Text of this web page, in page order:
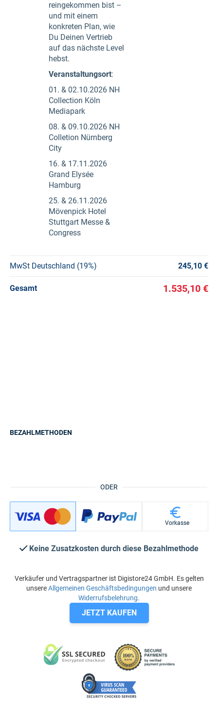
reingekommen bist –
und mit einem
konkreten Plan, wie
Du Deinen Vertrieb
auf das nächste Level
hebst.
Veranstaltungsort:
01. & 02.10.2026 NH
Collection Köln
Mediapark
08. & 09.10.2026 NH
Colletion Nürnberg
City
16. & 17.11.2026
Grand Elysée
Hamburg
25. & 26.11.2026
Mövenpick Hotel
Stuttgart Messe &
Congress
MwSt Deutschland (19%) 245,10 €
Gesamt 1.535,10 €
ODER
BEZAHLMETHODEN
Vorkasse
Keine Zusatzkosten durch diese Bezahlmethode
Verkäufer und Vertragspartner ist Digistore24 GmbH. Es gelten
unsereAllgemeinen Geschäftsbedingungen und unsere
Widerrufsbelehrung.
JETZT KAUFEN